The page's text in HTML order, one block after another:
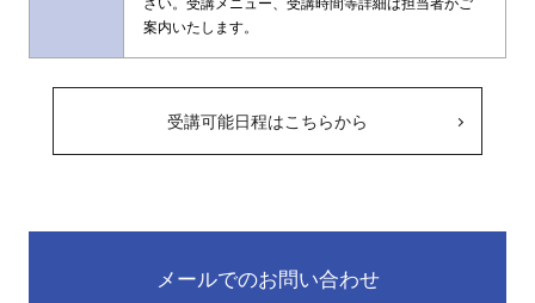
案内いたします。
受講可能日程はこちらから
メールでのお問い合わせ